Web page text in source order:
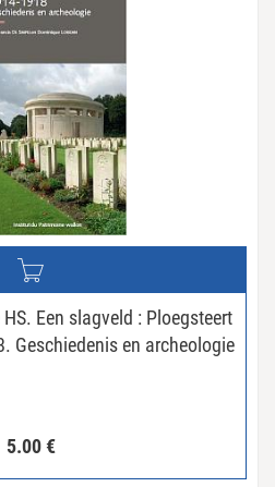
Een slagveld : Ploegsteert
Geschiedenis en archeologie
5.00€